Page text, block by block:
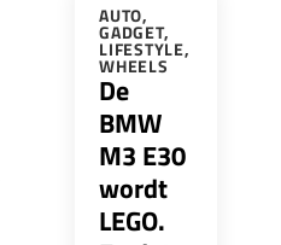
AUTO,
GADGET,
LIFESTYLE,
WHEELS
De
BMW
M3 E30
wordt
LEGO.